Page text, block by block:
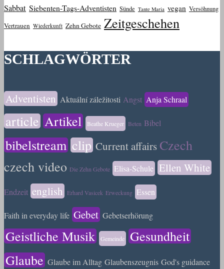
Sabbat Siebenten-Tags-Adventisten Sünde Tante Maria vegan Versöhnung
Vertrauen Wiederkunft Zehn Gebote Zeitgeschehen
SCHLAGWÖRTER
Adventisten Aktuální záležitosti Angst Anja Schraal
article Artikel Beathe Krueger Beten Bibel
bibelstream clip Current affairs Czech
czech video Die Zehn Gebote Elisa-Schule Ellen White
Endzeit english Erhard Vasicek Erweckung Essen
Faith in everyday life Gebet Gebetserhörung
Geistliche Musik Gemeinde
Gesundheit
Glaube Glaube im Alltag Glaubenszeugnis God's guidance